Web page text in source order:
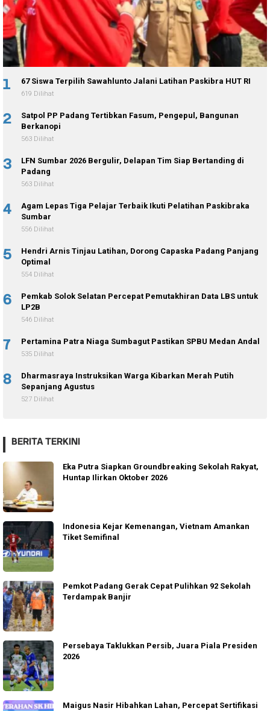
1 67 Siswa Terpilih Sawahlunto Jalani Latihan Paskibra HUT RI
619 Dilihat
2
Satpol PP Padang Tertibkan Fasum, Pengepul, Bangunan
Berkanopi
563 Dilihat
3
LFN Sumbar 2026 Bergulir, Delapan Tim Siap Bertanding di
Padang
563 Dilihat
4
Agam Lepas Tiga Pelajar Terbaik Ikuti Pelatihan Paskibraka
Sumbar
556 Dilihat
5
Hendri Arnis Tinjau Latihan, Dorong Capaska Padang Panjang
Optimal
554 Dilihat
6
Pemkab Solok Selatan Percepat Pemutakhiran Data LBS untuk
LP2B
546 Dilihat
7 Pertamina Patra Niaga Sumbagut Pastikan SPBU Medan Andal
535 Dilihat
8
Dharmasraya Instruksikan Warga Kibarkan Merah Putih
Sepanjang Agustus
527 Dilihat
BERITA TERKINI
Eka Putra Siapkan Groundbreaking Sekolah Rakyat,
Huntap Ilirkan Oktober 2026
Indonesia Kejar Kemenangan, Vietnam Amankan
Tiket Semifinal
Pemkot Padang Gerak Cepat Pulihkan 92 Sekolah
Terdampak Banjir
Persebaya Taklukkan Persib, Juara Piala Presiden
2026
Maigus Nasir Hibahkan Lahan, Percepat Sertifikasi